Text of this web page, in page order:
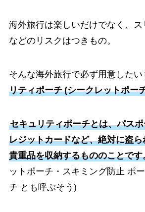
海外旅行は楽しいだけでなく、ス
などのリスクはつきもの。
そんな海外旅行で必ず用意したい
リティポーチ (シークレットポー
セキュリティポーチとは、パス
レジットカードなど、絶対に盗
貴重品を収納するもののことです
ットポーチ・スキミング防止 ポ
チ とも呼ぶそう)